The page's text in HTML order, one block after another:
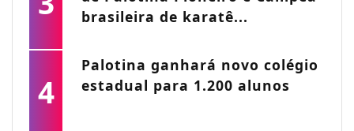
brasileira de karatê...
4
Palotina ganhará novo colégio
estadual para 1.200 alunos